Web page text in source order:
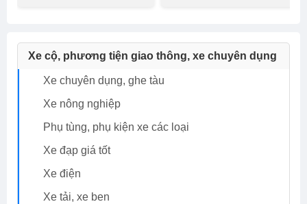
Xe cộ, phương tiện giao thông, xe chuyên dụng
Xe chuyên dụng, ghe tàu
Xe nông nghiệp
Phụ tùng, phụ kiện xe các loại
Xe đạp giá tốt
Xe điện
Xe tải, xe ben